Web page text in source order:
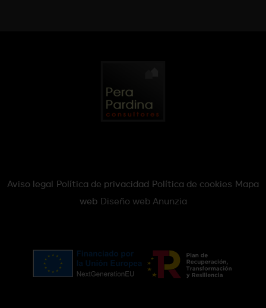
Aviso legal Política de privacidad Política de cookies Mapa
web Diseño web Anunzia